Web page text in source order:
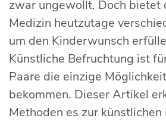
zwar ungewollt. Doch bietet
Medizin heutzutage
um den Kinderwunsch
Künstliche Befruchtung ist
Paare die einzige
bekommen. Dieser Artikel
Methoden es zur